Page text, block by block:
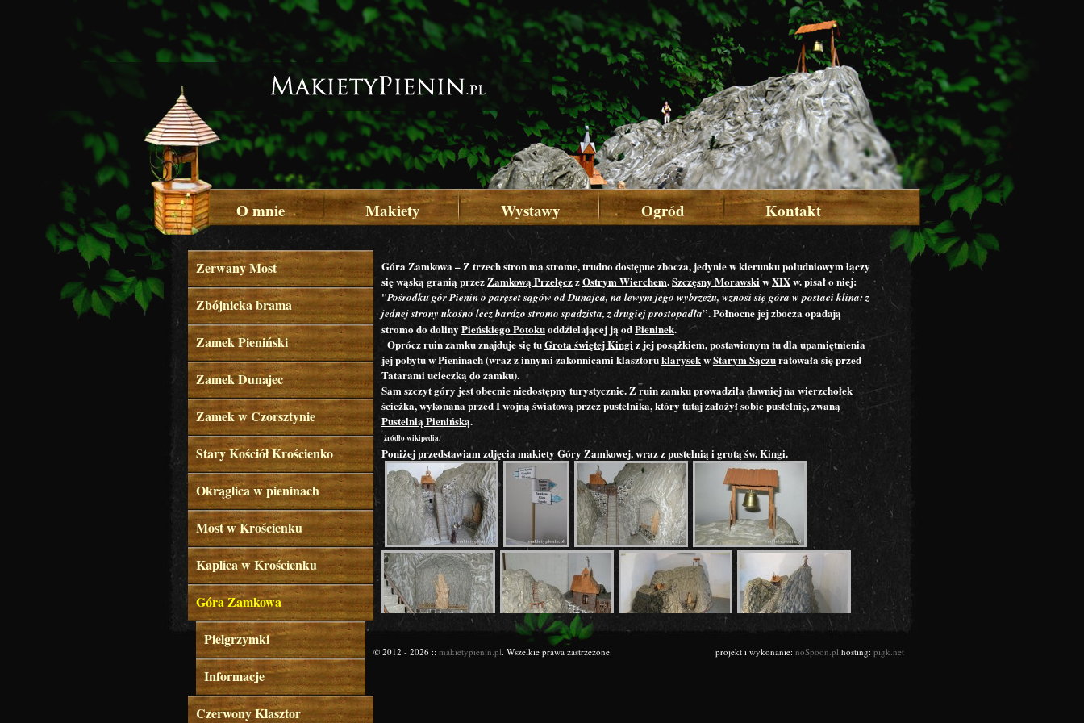
O mnie Makiety Wystawy Ogród Kontakt
Zerwany Most
Zbójnicka brama
Zamek Pieniński
Zamek Dunajec
Zamek w Czorsztynie
Stary Kościół Krościenko
Okrąglica w pieninach
Most w Krościenku
Kaplica w Krościenku
Góra Zamkowa
Pielgrzymki
Informacje
Czerwony Klasztor
Góra Zamkowa– Z trzech stron ma strome, trudno dostępne zbocza, jedynie w kierunku południowym łączy
się wąską granią przezZamkową PrzełęczzOstrym Wierchem.Szczęsny MorawskiwXIXw. pisał o niej:
"Pośrodku gór Pienin o paręset sągów od Dunajca, na lewym jego wybrzeżu, wznosi się góra w postaci klina: z
jednej strony ukośno lecz bardzo stromo spadzista, z drugiej prostopadła”. Północne jej zbocza opadają
stromo do doliny Pieńskiego Potokuoddzielającej ją odPieninek.
Oprócz ruin zamku znajduje się tuGrota świętej Kingiz jej posążkiem, postawionym tu dla upamiętnienia
jej pobytu w Pieninach (wraz z innymi zakonnicami klasztoruklarysekwStarym Sączuratowała się przed
Tatarami ucieczką do zamku).
Sam szczyt góry jest obecnie niedostępny turystycznie. Z ruin zamku prowadziła dawniej na wierzchołek
ścieżka, wykonana przed I wojną światową przez pustelnika, który tutaj założył sobie pustelnię, zwaną
Pustelnią Pienińską.
żródło wikipedia.
Poniżej przedstawiam zdjęcia makiety Góry Zamkowej, wraz z pustelnią i grotą św. Kingi.
© 2012 - 2026 :: makietypienin.pl. Wszelkie prawa zastrzeżone. projekt i wykonanie: noSpoon.pl hosting: pigk.net